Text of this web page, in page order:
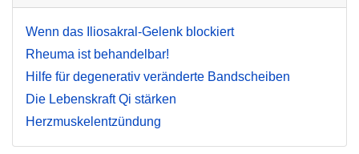
Wenn das Iliosakral-Gelenk blockiert
Rheuma ist behandelbar!
Hilfe für degenerativ veränderte Bandscheiben
Die Lebenskraft Qi stärken
Herzmuskelentzündung